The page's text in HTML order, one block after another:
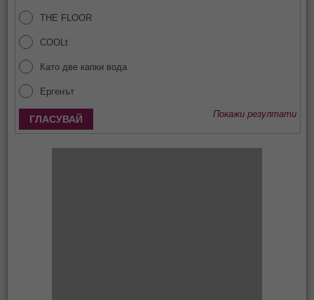
THE FLOOR
COOLt
Като две капки вода
Ергенът
Покажи резултати